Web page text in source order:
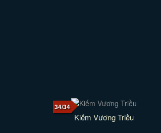
34/34
Kiếm Vương Triều